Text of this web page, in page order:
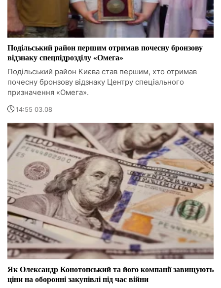
Подільський район першим отримав почесну бронзову
відзнаку спецпідрозділу «Омега»
Подільський район Києва став першим, хто отримав
почесну бронзову відзнаку Центру спеціального
призначення «Омега».
14:55 03.08
Як Олександр Конотопський та його компанії завищують
ціни на оборонні закупівлі під час війни